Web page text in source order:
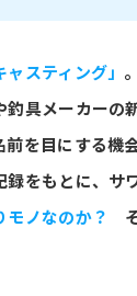
ャスティング」
釣具メーカーの
を目にする機
録をもとに、サ
モノなのか？